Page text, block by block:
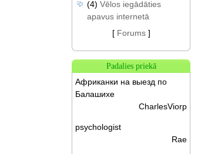
(4) Vēlos iegādāties
apavus internetā
[ Forums]
Padalies priekā
Африканки на выезд по
Балашихе
CharlesViorp
psychologist
Rae